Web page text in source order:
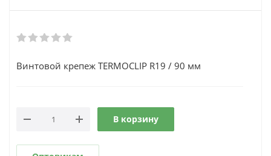
Винтовой крепеж TERMOCLIP R19 / 90 мм
В корзину